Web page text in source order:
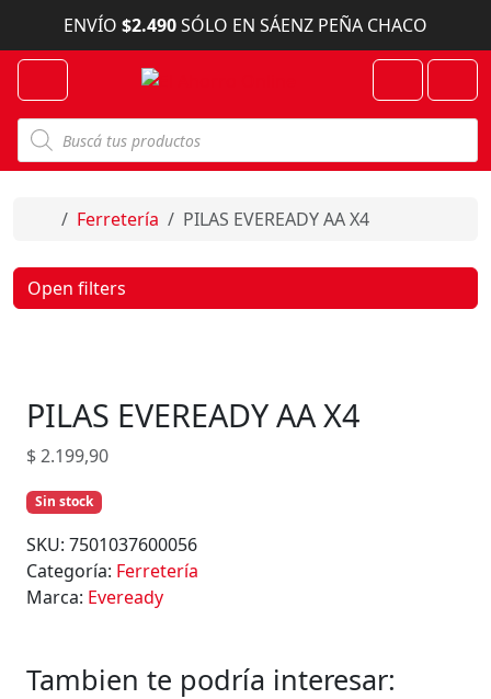
Skip to content
ENVÍO $2.490SÓLO EN SÁENZ PEÑA CHACO
B
s
q
d
Account
Cart
Home
Ferretería PILAS EVEREADY AA X4
PILAS EVEREADY AA X4
$2.199,90
Sin stock
SKU: 7501037600056
Categoría: Ferretería
Marca: Eveready
Tambien te podría interesar:
Open filters